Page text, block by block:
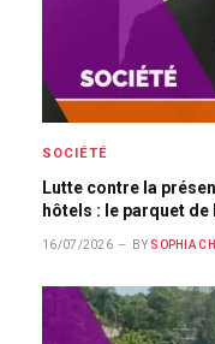
SOCIÉTÉ
Lutte contre la
hôtels : le parquet
16/07/2026 BY SOPHIA